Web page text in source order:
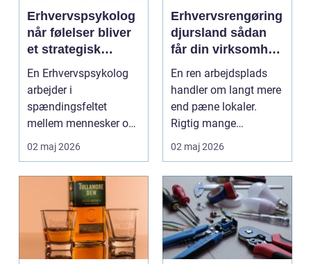
Erhvervspsykolog
når følelser bliver
et strategisk
værktøj i
arbejdslivet
En Erhvervspsykolog
arbejder i
spændingsfeltet
mellem mennesker og
forretning. Fokus er
ikke kun på ...
02 maj 2026
Erhvervsrengøring
djursland sådan
får din virksomhed
mest muligt ud af
rengøringen
En ren arbejdsplads
handler om langt mere
end pæne lokaler.
Rigtig mange
virksomheder på
Djursland o...
02 maj 2026